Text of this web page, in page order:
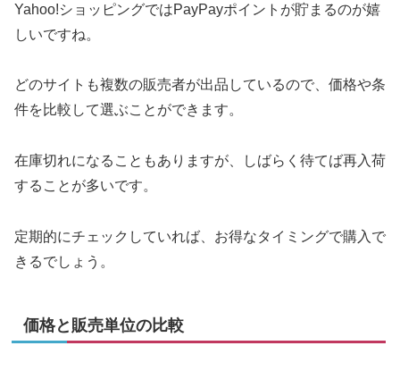
Yahoo!ショッピングではPayPayポイントが貯まるのが嬉
しいですね。
どのサイトも複数の販売者が出品しているので、価格や条
件を比較して選ぶことができます。
在庫切れになることもありますが、しばらく待てば再入荷
することが多いです。
定期的にチェックしていれば、お得なタイミングで購入で
きるでしょう。
価格と販売単位の比較